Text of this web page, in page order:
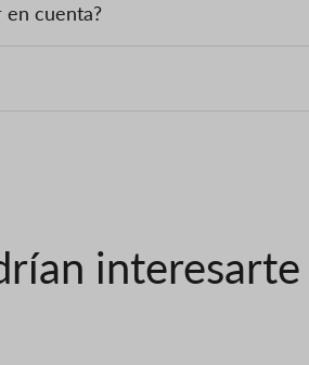
en cuenta?
interesarte